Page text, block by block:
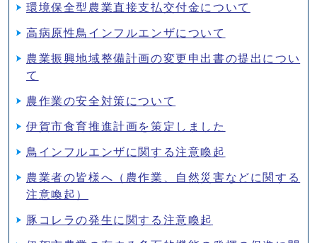
環境保全型農業直接支払交付金について
高病原性鳥インフルエンザについて
農業振興地域整備計画の変更申出書の提出につい
て
農作業の安全対策について
伊賀市食育推進計画を策定しました
鳥インフルエンザに関する注意喚起
農業者の皆様へ（農作業、自然災害などに関する
注意喚起）
豚コレラの発生に関する注意喚起